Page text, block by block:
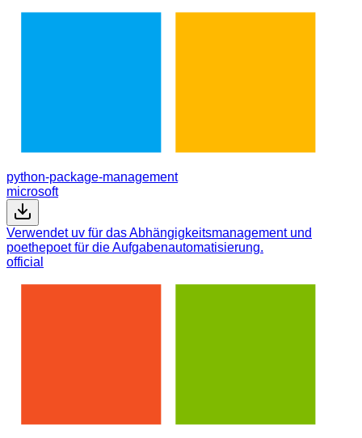
python-package-management
microsoft
Verwendet uv für das Abhängigkeitsmanagement und
poethepoet für die Aufgabenautomatisierung.
official